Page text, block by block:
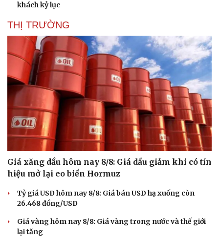
khách kỷ lục
THỊ TRƯỜNG
Giá xăng dầu hôm nay 8/8: Giá dầu giảm khi có tín
hiệu mở lại eo biển Hormuz
Tỷ giá USD hôm nay 8/8: Giá bán USD hạ xuống còn
26.468 đồng/USD
Giá vàng hôm nay 8/8: Giá vàng trong nước và thế giới
lại tăng